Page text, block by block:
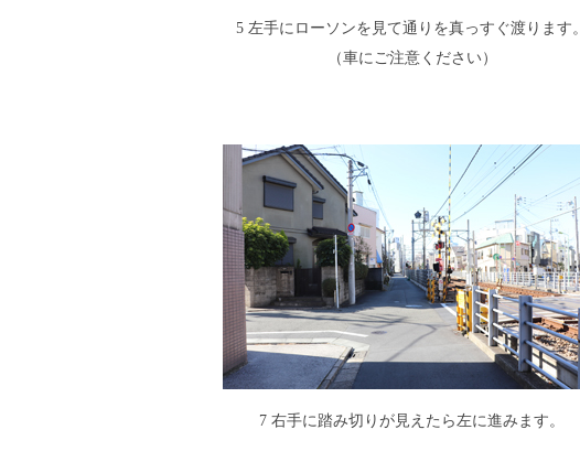
5 左手にローソンを見て通りを真っすぐ渡ります。
（車にご注意ください）
7 右手に踏み切りが見えたら左に進みます。